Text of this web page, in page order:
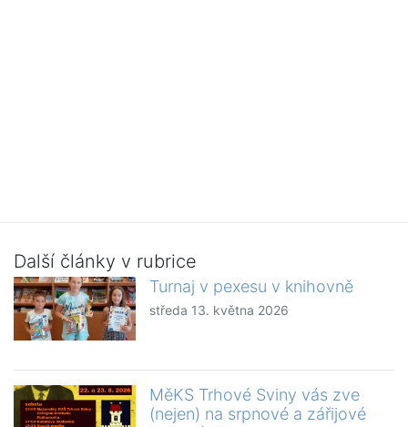
Další články v rubrice
Turnaj v pexesu v knihovně
středa 13. května 2026
MěKS Trhové Sviny vás zve
(nejen) na srpnové a zářijové